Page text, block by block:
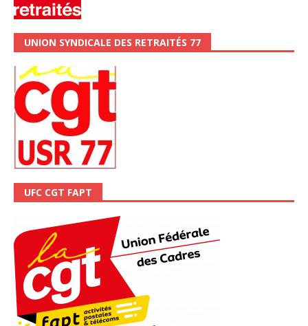
UNION SYNDICALE DES RETRAITÉS 77
UFC CGT FAPT